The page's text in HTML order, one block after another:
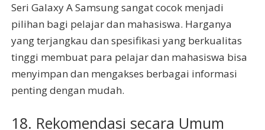
Seri Galaxy A Samsung sangat cocok menjadi
pilihan bagi pelajar dan mahasiswa. Harganya
yang terjangkau dan spesifikasi yang berkualitas
tinggi membuat para pelajar dan mahasiswa bisa
menyimpan dan mengakses berbagai informasi
penting dengan mudah.
18. Rekomendasi secara Umum